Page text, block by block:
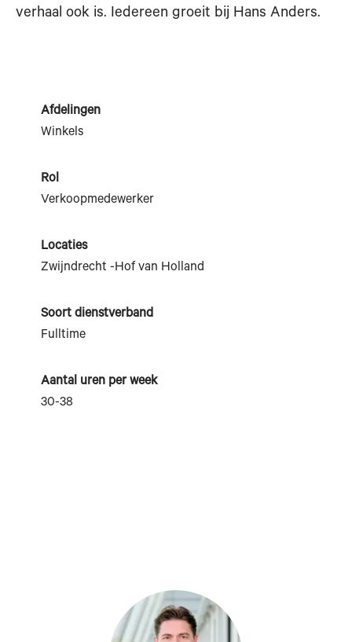
verhaal ook is. Iedereen groeit bij Hans Anders.
Afdelingen
Winkels
Rol
Verkoopmedewerker
Locaties
Zwijndrecht -Hof van Holland
Soort dienstverband
Fulltime
Aantal uren per week
30-38